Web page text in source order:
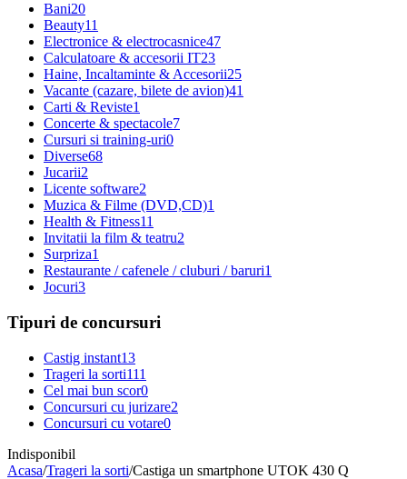
Bani20
Beauty11
Electronice & electrocasnice47
Calculatoare & accesorii IT23
Haine, Incaltaminte & Accesorii25
Vacante (cazare, bilete de avion)41
Carti & Reviste1
Concerte & spectacole7
Cursuri si training-uri0
Diverse68
Jucarii2
Licente software2
Muzica & Filme (DVD,CD)1
Health & Fitness11
Invitatii la film & teatru2
Surpriza1
Restaurante / cafenele / cluburi / baruri1
Jocuri3
Tipuri de concursuri
Castig instant13
Trageri la sorti111
Cel mai bun scor0
Concursuri cu jurizare2
Concursuri cu votare0
Indisponibil
Acasa/Trageri la sorti/Castiga un smartphone UTOK 430 Q